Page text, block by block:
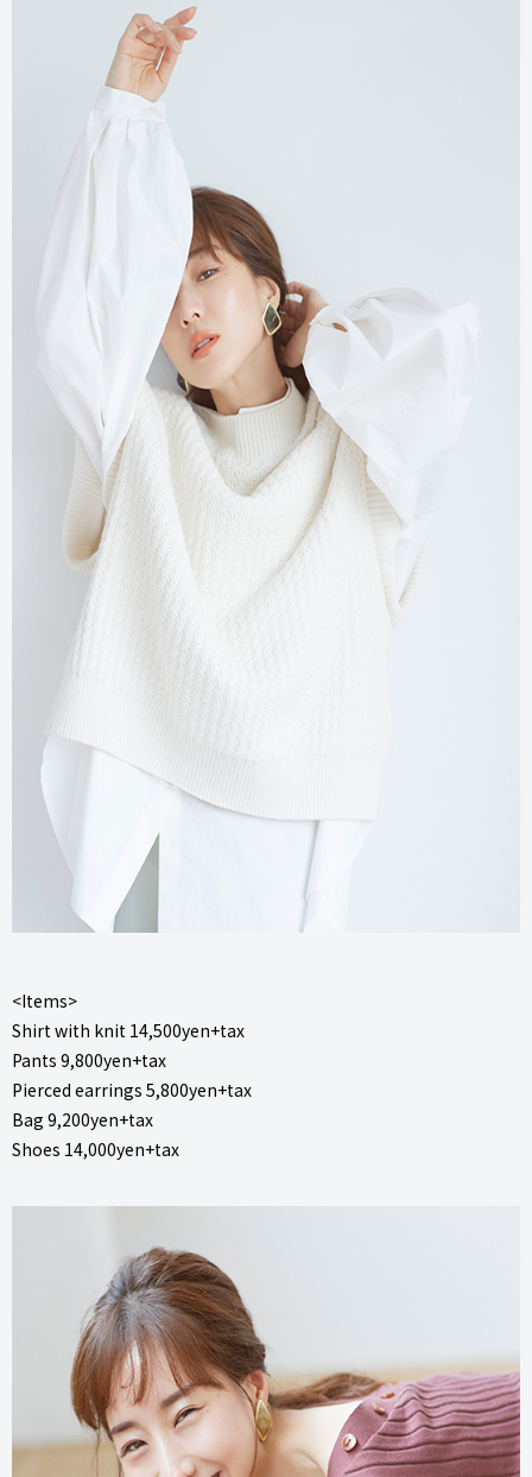
<Items>
Shirt with knit 14,500yen+tax
Pants 9,800yen+tax
Pierced earrings 5,800yen+tax
Bag 9,200yen+tax
Shoes 14,000yen+tax